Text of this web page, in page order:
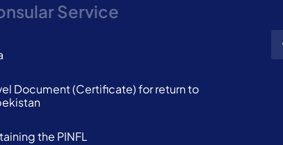
Service
Document (Certificate) for return to
the PINFL